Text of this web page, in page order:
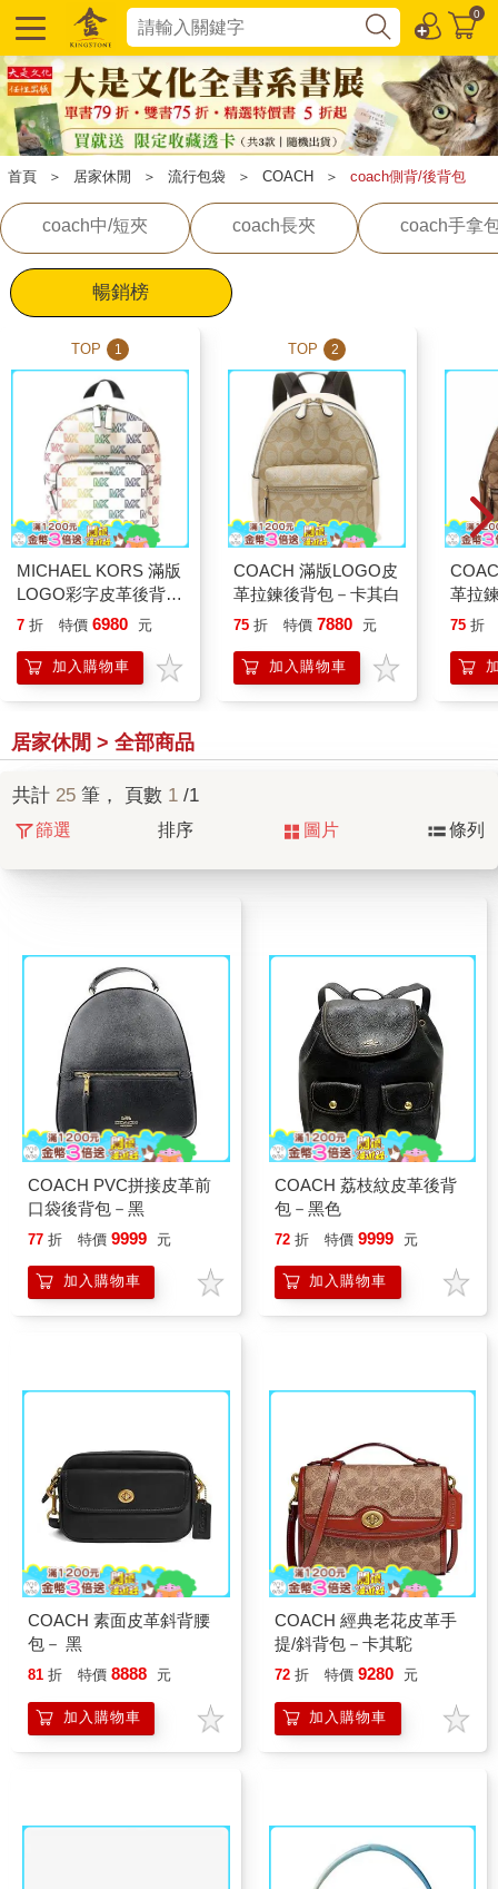
0
首頁 ＞ 居家休閒 ＞ 流行包袋 ＞ COACH ＞ coach側背/後背包
coach中/短夾 coach長夾 coach手拿
暢銷榜
TOP 1
MICHAEL KORS 滿版
LOGO彩字皮革後背包
－白
7 折 特價 6980 元
加入購物車
TOP 2
COACH 滿版LOGO皮
革拉鍊後背包－卡其白
75 折 特價 7880 元
加入購物車
革拉
75 折
居家休閒 > 全部商品
共計 25 筆， 頁數 1 /1
篩選 排序 圖片 條列
COACH PVC拼接皮革前
口袋後背包－黑
77 折 特價 9999 元
加入購物車
COACH 荔枝紋皮革後背
包－黑色
72 折 特價 9999 元
加入購物車
COACH 素面皮革斜背腰
包－ 黑
81 折 特價 8888 元
加入購物車
COACH 經典老花皮革手
提/斜背包－卡其駝
72 折 特價 9280 元
加入購物車